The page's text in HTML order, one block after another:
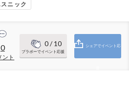
ニック
0
ント
0/ 10
ブラボーでイベント応援
シェアでイベント応